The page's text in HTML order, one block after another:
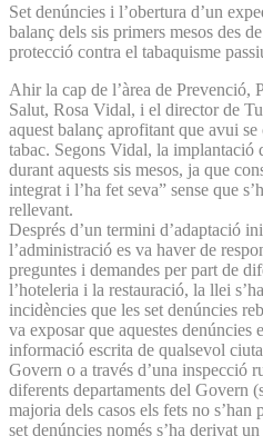
Set denúncies i l’obertura d’un
balanç dels sis primers mesos des
protecció contra el tabaquisme
Ahir la cap de l’àrea de Prevenció,
Salut, Rosa Vidal, i el director de
aquest balanç aprofitant que avui
tabac. Segons Vidal, la implantació
durant aquests sis mesos, ja que
integrat i l’ha fet seva” sense que
rellevant.
Després d’un termini d’adaptació
l’administració es va haver de
preguntes i demandes per part de
l’hoteleria i la restauració, la llei
incidències que les set denúncies
va exposar que aquestes denúncies
informació escrita de qualsevol
Govern o a través d’una inspecció
diferents departaments del Govern
majoria dels casos els fets no
set denúncies només s’ha derivat